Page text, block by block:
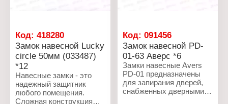
Материал: сталь
Диаметр: 24 мм
Код: 418280
Замок навесной Lucky
circle 50мм (033487)
*12
Навесные замки - это
надежный защитник
любого помещения.
Сложная конструкция
Код:091456
Замок навесной PD-
01-63 Аверс *6
Замки навесные Avers
PD-01 предназначены
для запирания дверей,
снабженных дверными